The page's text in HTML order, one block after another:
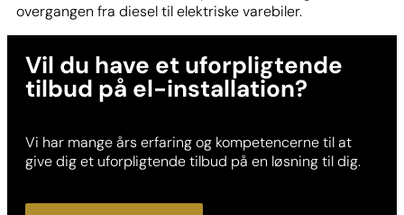
overgangen fra diesel til elektriske varebiler.
Vil du have et uforpligtende
tilbud på el-installation?
Vi har mange års erfaring og kompetencerne til at
give dig et uforpligtende tilbud på en løsning til dig.